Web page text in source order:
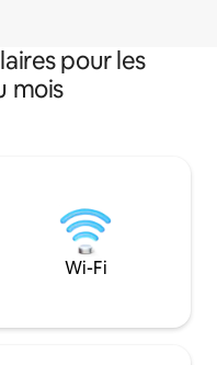
pour les
mois
Wi-Fi